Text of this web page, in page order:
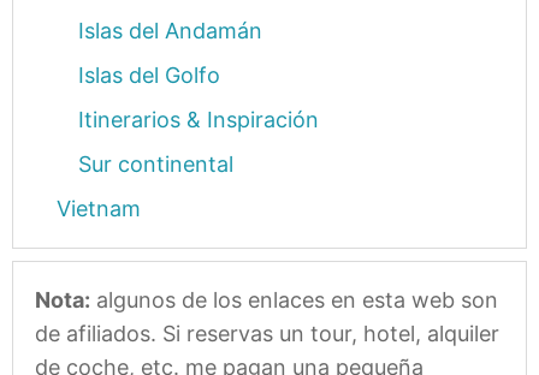
Islas del Andamán
Islas del Golfo
Itinerarios & Inspiración
Sur continental
Vietnam
Nota: algunos de los enlaces en esta web son
de afiliados. Si reservas un tour, hotel, alquiler
de coche, etc. me pagan una pequeña